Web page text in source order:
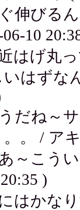
伸びる
10
げ丸っ
はずな
ね～サ
。 / ア
こうい
)
はかな